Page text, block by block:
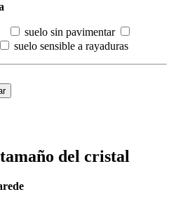
suelo sin pavimentar
suelo sensible a rayaduras
del cristal